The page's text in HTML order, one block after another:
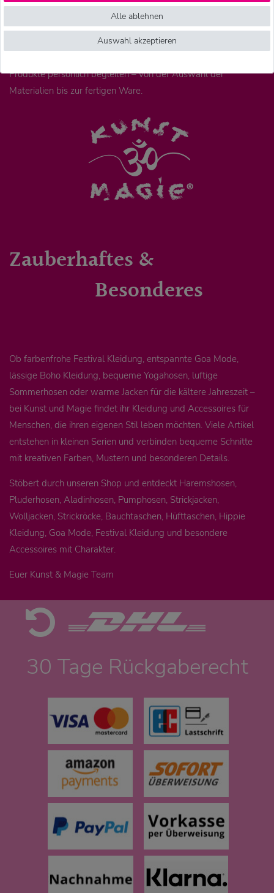
Betrieben in Nepal hergestellt. Wir arbeiten dort mit
langjährigen Partnern zusammen. Unsere Geschäftspartner und
unser Team vor Ort prüfen regelmäßig Arbeitsbedingungen,
Produkte persönlich begleiten – von der Auswahl der
Materialien bis zur fertigen Ware.
Zauberhaftes &
Besonderes
Ob farbenfrohe Festival Kleidung, entspannte Goa Mode,
lässige Boho Kleidung, bequeme Yogahosen, luftige
Sommerhosen oder warme Jacken für die kältere Jahreszeit –
bei Kunst und Magie findet ihr Kleidung und Accessoires für
Menschen, die ihren eigenen Stil leben möchten. Viele Artikel
entstehen in kleinen Serien und verbinden bequeme Schnitte
mit kreativen Farben, Mustern und besonderen Details.
Stöbert durch unseren Shop und entdeckt Haremshosen,
Pluderhosen, Aladinhosen, Pumphosen, Strickjacken,
Wolljacken, Strickröcke, Bauchtaschen, Hüfttaschen, Hippie
Kleidung, Goa Mode, Festival Kleidung und besondere
Accessoires mit Charakter.
Euer Kunst & Magie Team
30 Tage Rückgaberecht
Alle ablehnen
Auswahl akzeptieren